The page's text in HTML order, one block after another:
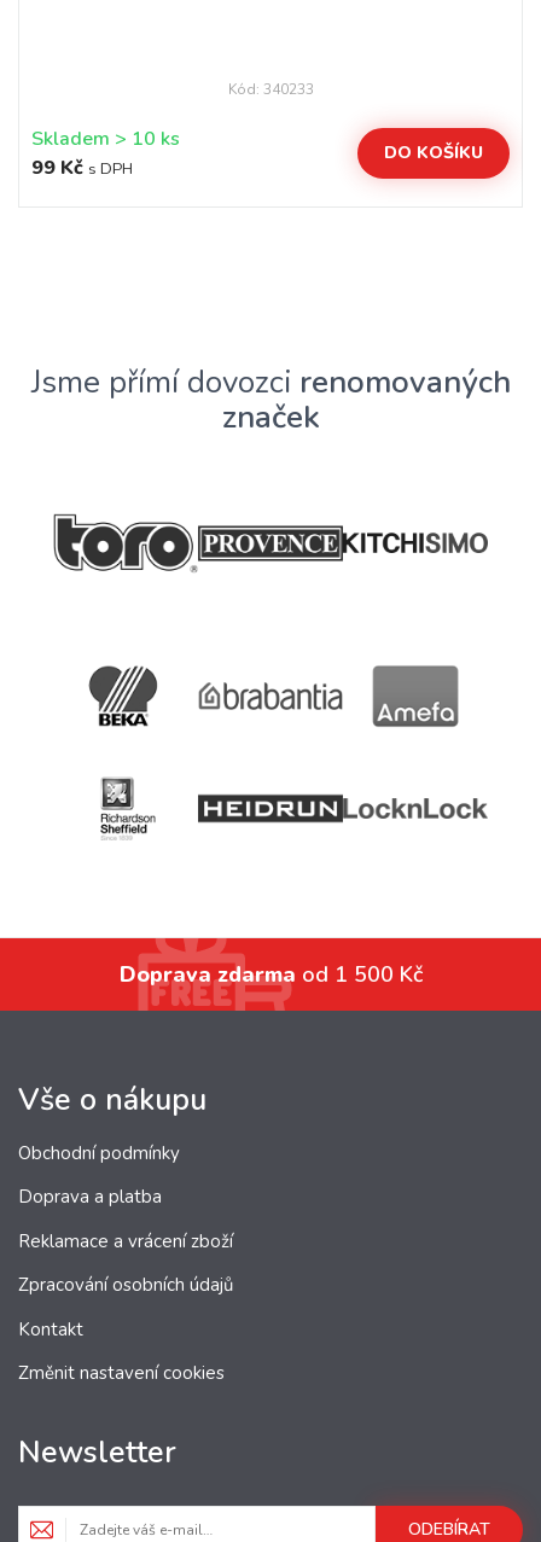
Kód: 340233
Skladem > 10 ks
99 Kč s DPH
DO KOŠÍKU
Jsme přímí dovozci renomovaných
značek
Doprava zdarma od 1 500 Kč
Vše o nákupu
Obchodní podmínky
Doprava a platba
Reklamace a vrácení zboží
Zpracování osobních údajů
Kontakt
Změnit nastavení cookies
Newsletter
ODEBÍRAT